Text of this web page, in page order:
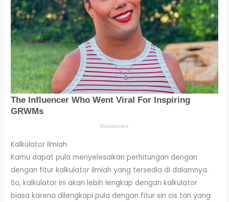
Kalkulator Ilmiah
Kamu dapat pula menyelesaikan perhitungan dengan
dengan fitur kalkulator ilmiah yang tersedia di dalamnya.
So, kalkulator ini akan lebih lengkap dengan kalkulator
biasa karena dilengkapi pula dengan fitur sin cis tan yang